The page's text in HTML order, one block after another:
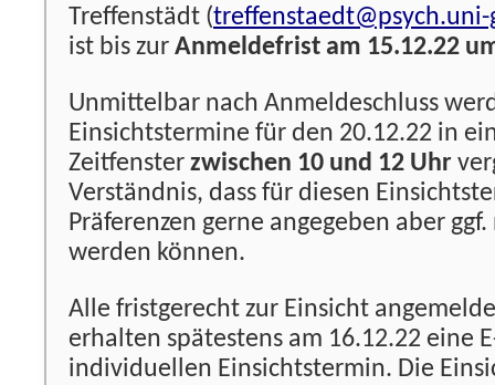
Treffenstädt (
ist bis zur Anmeldefrist am 15.12.22
Unmittelbar nach Anmeldeschluss
Einsichtstermine für den 20.12.22 in
Zeitfenster zwischen 10 und 12 Uhr
Verständnis, dass für diesen
Präferenzen gerne angegeben aber
werden können.
Alle fristgerecht zur Einsicht
erhalten spätestens am 16.12.22 eine
individuellen Einsichtstermin. Die